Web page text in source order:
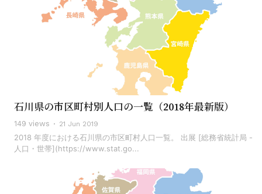
石川県の市区町村別人口の一覧（2018年最新版）
149 views 21 Jun 2019
2018 年度における石川県の市区町村人口一覧。 出展 [総務省統計局 -
人口・世帯](https://www.stat.go...